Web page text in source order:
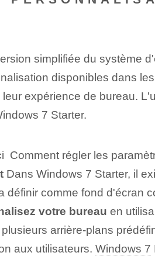
simplifiée du système
disponibles dans
expérience de bureau.
7​ Starter.
Comment régler les
Dans Windows 7 Starter, il
définir⁤ comme fond d'écran
votre bureau en
arrière-plans
aux utilisateurs. Windows 7